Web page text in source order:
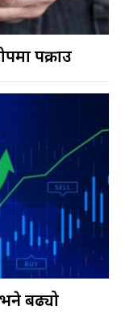
पक्राउ
बढ्यो